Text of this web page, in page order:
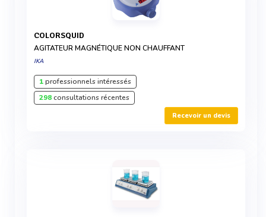
COLORSQUID
AGITATEUR MAGNÉTIQUE NON CHAUFFANT
IKA
1professionnels intéressés
298consultations récentes
Recevoir un devis